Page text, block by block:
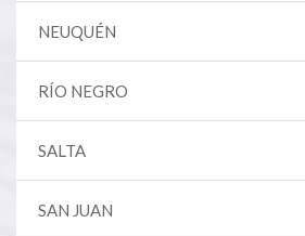
NEUQUÉN
RÍO NEGRO
SALTA
SAN JUAN